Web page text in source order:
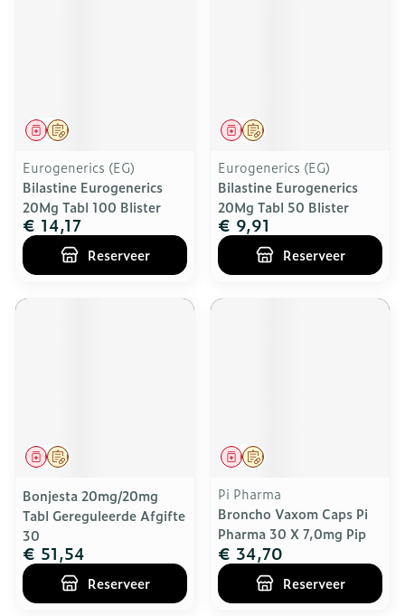
Op voorschrift
Geneesmiddel
Eurogenerics (EG)
Bilastine Eurogenerics
20Mg Tabl 100 Blister
€ 14,17
Reserveer
Op voorschrift
Geneesmiddel
Eurogenerics (EG)
Bilastine Eurogenerics
20Mg Tabl 50 Blister
€ 9,91
Reserveer
Op voorschrift
Geneesmiddel
Bonjesta 20mg/20mg
Tabl Gereguleerde Afgifte
30
€ 51,54
Reserveer
Op voorschrift
Geneesmiddel
Pi Pharma
Broncho Vaxom Caps Pi
Pharma 30 X 7,0mg Pip
€ 34,70
Reserveer